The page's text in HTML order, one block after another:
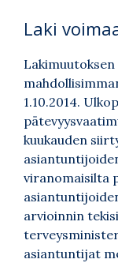
Laki
1.10.2014.
kuukauden
viranomaisilta
arvioinnin
asiantuntijat